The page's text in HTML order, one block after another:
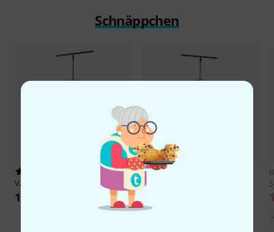
Schnäppchen
Varytec Wind Up 85 kg B-Stock
164 CHF
Roadworx
Stock